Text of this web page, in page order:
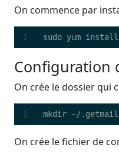
On commence par
Configuration
On crée le dossier qui
On crée le fichier de